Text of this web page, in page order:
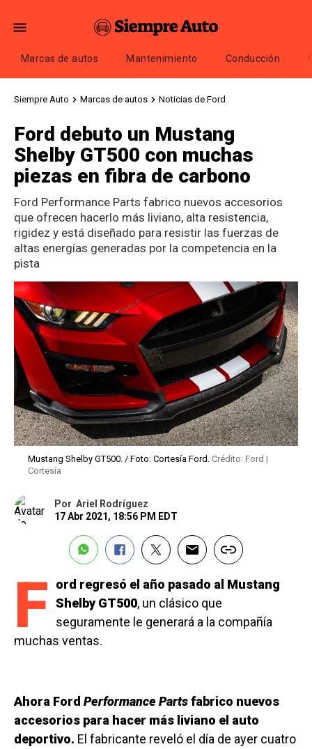
Marcas de autos Mantenimiento Conducción
Siempre Auto Marcas de autos Noticias de Ford
Ford debuto un Mustang
Shelby GT500 con muchas
piezas en fibra de carbono
Ford Performance Parts fabrico nuevos accesorios
que ofrecen hacerlo más liviano, alta resistencia,
rigidez y está diseñado para resistir las fuerzas de
altas energías generadas por la competencia en la
pista
Mustang Shelby GT500. / Foto: Cortesía Ford. Crédito: Ford |
Cortesía
Por Ariel Rodríguez
17 Abr 2021, 18:56 PM EDT
F
ord regresó el año pasado al Mustang
Shelby GT500, un clásico que
seguramente le generará a la compañía
muchas ventas.
Ahora Ford Performance Partsfabrico nuevos
accesorios para hacer más liviano el auto
deportivo. El fabricante reveló el día de ayer cuatro